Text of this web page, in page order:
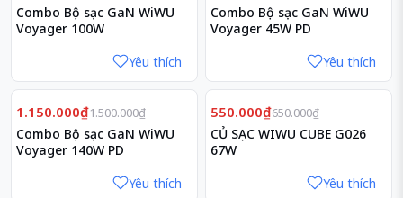
Combo Bộ sạc GaN WiWU
Voyager 100W
Yêu thích
Combo Bộ sạc GaN WiWU
Voyager 45W PD
Yêu thích
Giảm 23%
1.150.000₫1.500.000₫
Combo Bộ sạc GaN WiWU
Voyager 140W PD
Yêu thích
Giảm15%
550.000₫650.000₫
CỦ SẠC WIWU CUBE G026
67W
Yêu thích